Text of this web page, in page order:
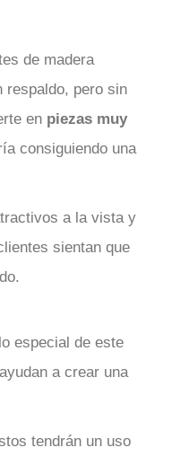
de madera
respaldo, pero sin
en piezas muy
consiguiendo una
a la vista y
sientan que
especial de este
a crear una
tendrán un uso